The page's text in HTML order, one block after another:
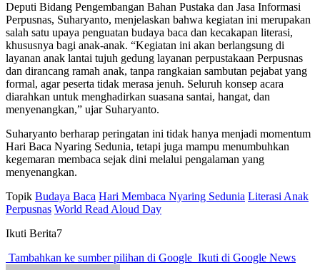
Deputi Bidang Pengembangan Bahan Pustaka dan Jasa Informasi
Perpusnas, Suharyanto, menjelaskan bahwa kegiatan ini merupakan
salah satu upaya penguatan budaya baca dan kecakapan literasi,
khususnya bagi anak-anak. “Kegiatan ini akan berlangsung di
layanan anak lantai tujuh gedung layanan perpustakaan Perpusnas
dan dirancang ramah anak, tanpa rangkaian sambutan pejabat yang
formal, agar peserta tidak merasa jenuh. Seluruh konsep acara
diarahkan untuk menghadirkan suasana santai, hangat, dan
menyenangkan,” ujar Suharyanto.
Suharyanto berharap peringatan ini tidak hanya menjadi momentum
Hari Baca Nyaring Sedunia, tetapi juga mampu menumbuhkan
kegemaran membaca sejak dini melalui pengalaman yang
menyenangkan.
Topik Budaya Baca Hari Membaca Nyaring Sedunia Literasi Anak
Perpusnas World Read Aloud Day
Ikuti Berita7
Tambahkan ke sumber pilihan di Google Ikuti di Google News